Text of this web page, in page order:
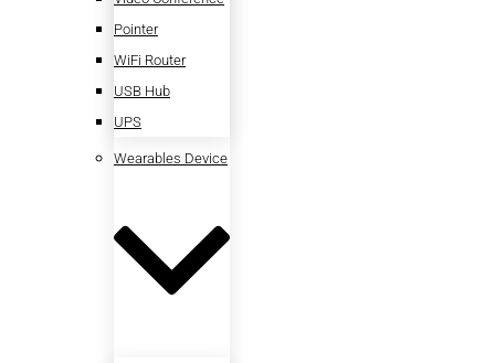
Pointer
WiFi Router
USB Hub
UPS
Wearables Device